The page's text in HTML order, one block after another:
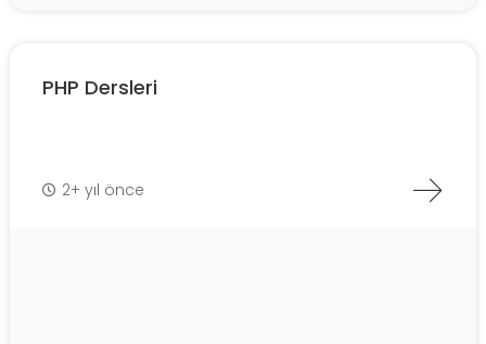
PHP Dersleri
2+ yıl önce